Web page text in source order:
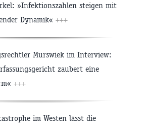
»Infektionszahlen steigen mit
Dynamik« +++
Murswiek im Interview:
zaubert eine
+++
im Westen lässt die